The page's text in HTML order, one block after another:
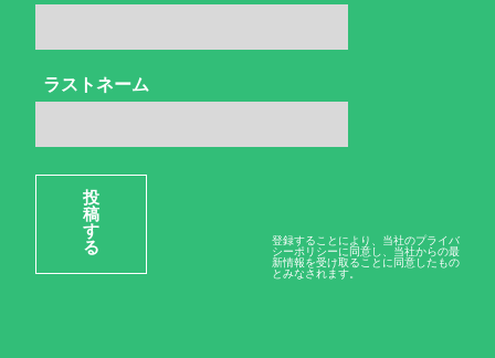
ラストネーム
投
稿
す
る
登録することにより、当社のプライバ
シーポリシーに同意し、当社からの最
新情報を受け取ることに同意したもの
とみなされます。